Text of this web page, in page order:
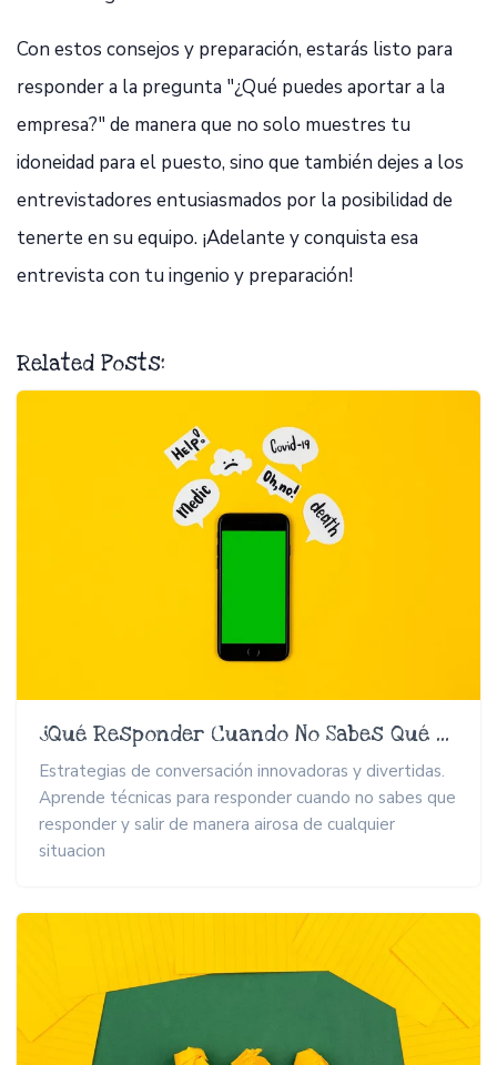
Con estos consejos y preparación, estarás listo para
responder a la pregunta "¿Qué puedes aportar a la
empresa?" de manera que no solo muestres tu
idoneidad para el puesto, sino que también dejes a los
entrevistadores entusiasmados por la posibilidad de
tenerte en su equipo. ¡Adelante y conquista esa
entrevista con tu ingenio y preparación!
Related Posts:
¿Qué Responder Cuando No Sabes Qué Responder?
Estrategias de conversación innovadoras y divertidas.
Aprende técnicas para responder cuando no sabes que
responder y salir de manera airosa de cualquier
situacion